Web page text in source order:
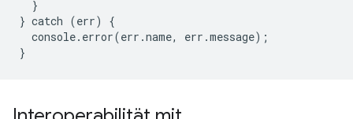
}
} catch (err)
{
console. error(err .name, err .message);
}